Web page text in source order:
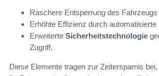
Raschere Entsperrung des Fahrzeugs
Erhöhte Effizienz durch automatisierte
Erweiterte Sicherheitstechnologie
Zugriff.
Diese Elemente tragen zur Zeitersparnis